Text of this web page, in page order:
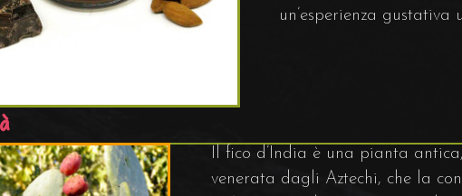
un’esperienza
Il fico d’India è una pianta
venerata dagli Aztechi, che la